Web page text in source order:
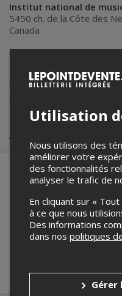
Institut national de
5450 ch. de la Côte des
Canada
de billets pour ses
Pour plus d’information à
contacter l’organisateur de
Achat de billets
Merci de
Utilisation
Nous utilisons des
améliorer votre
des fonctionnalités
analyser le trafic de
En cliquant sur «
à ce que nous
Des informations
dans nos politiques
Gérer